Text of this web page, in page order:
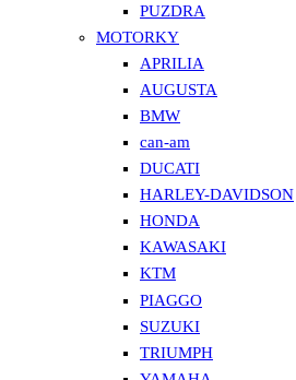
PUZDRA
MOTORKY
APRILIA
AUGUSTA
BMW
can-am
DUCATI
HARLEY-DAVIDSON
HONDA
KAWASAKI
KTM
PIAGGO
SUZUKI
TRIUMPH